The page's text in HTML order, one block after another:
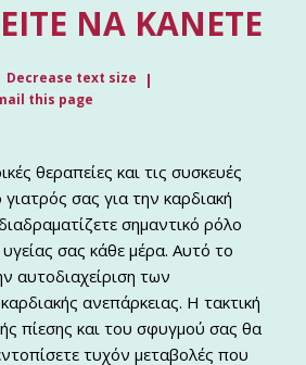
ΝΑ ΚΆΝΕΤΕ
Decrease text size
this page
θεραπείες και τις συσκευές
σας για την καρδιακή
σημαντικό ρόλο
σας κάθε μέρα. Αυτό το
αυτοδιαχείριση των
ανεπάρκειας. Η τακτική
πίεσης και του σφυγμού σας θα
τυχόν μεταβολές που